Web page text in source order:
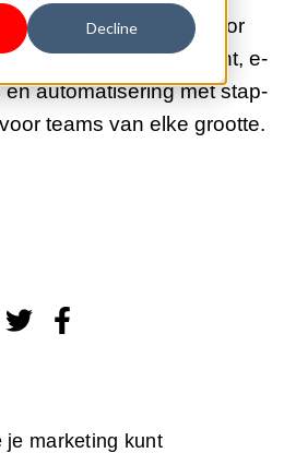
Decline
opschalen met AI voor
gids behandelt content, e-
automatisering met stap-
teams van elke grootte.
je marketing kunt